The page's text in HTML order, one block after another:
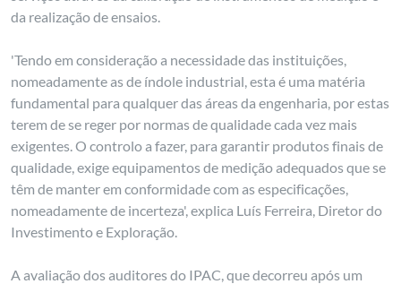
da realização de ensaios.
'Tendo em consideração a necessidade das instituições,
nomeadamente as de índole industrial, esta é uma matéria
fundamental para qualquer das áreas da engenharia, por estas
terem de se reger por normas de qualidade cada vez mais
exigentes. O controlo a fazer, para garantir produtos finais de
qualidade, exige equipamentos de medição adequados que se
têm de manter em conformidade com as especificações,
nomeadamente de incerteza', explica Luís Ferreira, Diretor do
Investimento e Exploração.
A avaliação dos auditores do IPAC, que decorreu após um